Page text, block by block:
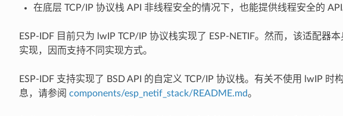
在底层 TCP/IP 协议栈 API 非线程安全的情况下，也能提供线程安全的 API
ESP-IDF 目前只为 lwIP TCP/IP 协议栈实现了 ESP-NETIF。然而，该适配器
实现，因而支持不同实现方式。
ESP-IDF 支持实现了 BSD API 的自定义 TCP/IP 协议栈。有关不使用 lwIP 时
息，请参阅 components/esp_netif_stack/README.md。